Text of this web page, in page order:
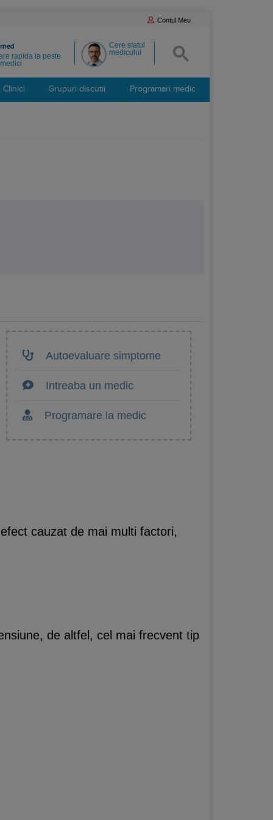
Contul Meu
Cere sfatul
medicului
rapida la peste
Clinici Grupuri discutii Programari medic
Autoevaluare simptome
Intreaba un medic
Programare la medic
cauzat de mai multi factori,
de altfel, cel mai frecvent tip